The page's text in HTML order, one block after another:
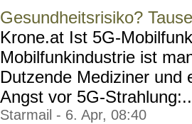
Gesundheitsrisiko?
Krone.at Ist 5G-
Mobilfunkindustrie ist
Dutzende Mediziner und
Angst vor 5G-
Starmail - 6. Apr, 08:40